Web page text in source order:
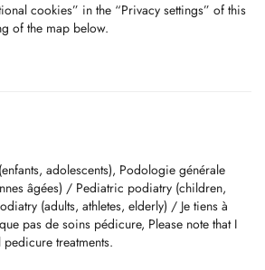
cookies” in the “Privacy settings” of this
of the map below.
adolescents), Podologie générale
âgées) / Pediatric podiatry (children,
(adults, athletes, elderly) / Je tiens à
pas de soins pédicure, Please note that I
treatments.